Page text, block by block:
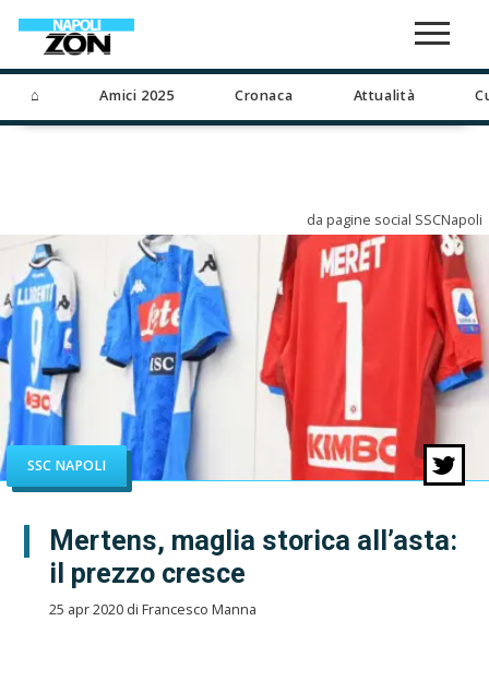
⌂ Amici 2025 Cronaca Attualità
da pagine social SSCNapoli
SSC NAPOLI
Mertens, maglia storica all’asta:
il prezzo cresce
25 apr 2020 di Francesco Manna